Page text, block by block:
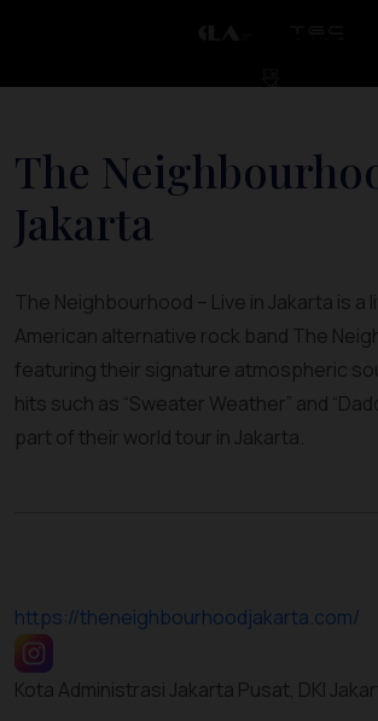
The
Jakarta
The Neighbourhood – Live in Jakarta is a
American alternative rock band The
featuring their signature atmospheric
hits such as “Sweater Weather” and
part of their world tour in Jakarta.
https://theneighbourhoodjakarta.com/
Kota Administrasi Jakarta Pusat, DKI